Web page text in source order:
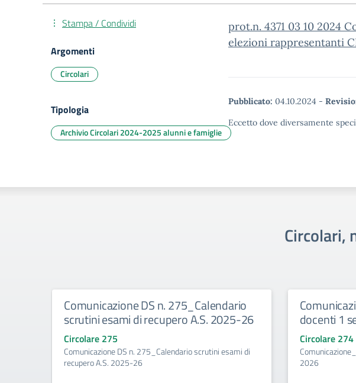
prot.n. 4371 03 10 2024
elezioni rappresentanti
Pubblicato: 04.10.2024 -
Eccetto dove diversamente
Stampa / Condividi
Argomenti
Circolari
Tipologia
Archivio Circolari 2024-2025 alunni e famiglie
Circolari,
Comunicazione DS n. 275_Calendario
scrutini esami di recupero A.S. 2025-26
Circolare 275
Comunicazione DS n. 275_Calendario scrutini esami di
recupero A.S. 2025-26
docenti 1
Circolare 274
2026